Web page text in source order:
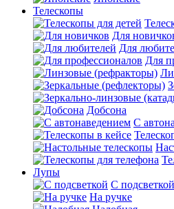
Телескопы
Для
Для
Для
Добсона
С
Лупы
С подсветкой
На ручке